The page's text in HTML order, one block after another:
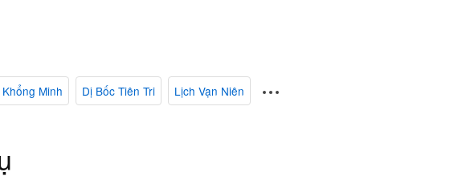
Minh Dị Bốc Tiên Tri
Lịch Vạn Niên